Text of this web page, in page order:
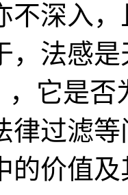
不深入
，法感是
，它是
律过滤
的价值